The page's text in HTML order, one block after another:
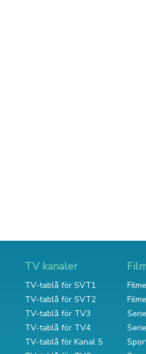
TV kanaler
TV-tablå för SVT1
TV-tablå för SVT2
TV-tablå för TV3
TV-tablå för TV4
TV-tablå för Kanal 5